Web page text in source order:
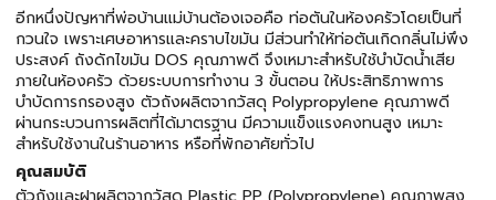
อีกหนึ่งปัญหาที่พ่อบ้านแม่บ้านต้องเจอคือ ท่อตันในห้องครัวโดยเป็นที่
กวนใจ เพราะเศษอาหารและคราบไขมัน มีส่วนทำให้ท่อตันเกิดกลิ่นไม่พึง
ประสงค์ ถังดักไขมัน DOS คุณภาพดี จึงเหมาะสำหรับใช้บำบัดน้ำเสีย
ภายในห้องครัว ด้วยระบบการทำงาน 3 ขั้นตอน ให้ประสิทธิภาพการ
บำบัดการกรองสูง ตัวถังผลิตจากวัสดุ Polypropylene คุณภาพดี
ผ่านกระบวนการผลิตที่ได้มาตรฐาน มีความแข็งแรงคงทนสูง เหมาะ
สำหรับใช้งานในร้านอาหาร หรือที่พักอาศัยทั่วไป
คุณสมบัติ